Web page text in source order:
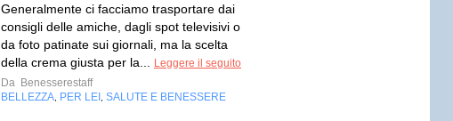
Generalmente ci facciamo trasportare dai
consigli delle amiche, dagli spot televisivi o
da foto patinate sui giornali, ma la scelta
della crema giusta per la...
Leggere il seguito
Da Benesserestaff
BELLEZZA PER LEI SALUTE E BENESSERE